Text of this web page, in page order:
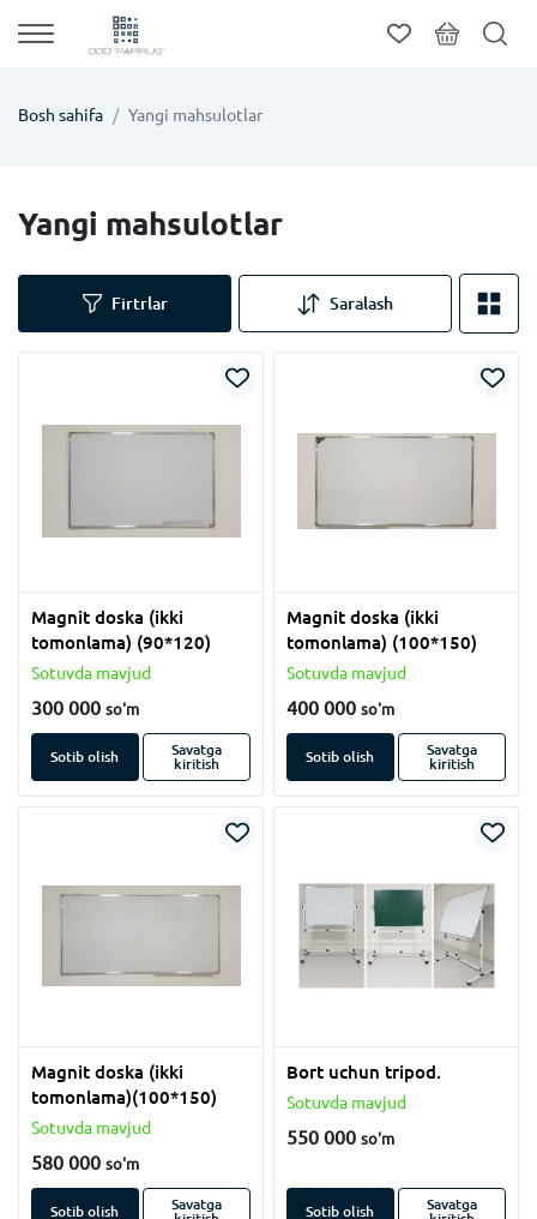
Bosh sahifa Yangi mahsulotlar
Yangi mahsulotlar
Firtrlar Saralash
Magnit doska (ikki
tomonlama) (90*120)
Sotuvda mavjud
300 000 so'm
Sotib olish
Savatga
kiritish
Magnit doska (ikki
tomonlama) (100*150)
Sotuvda mavjud
400 000 so'm
Sotib olish
Savatga
kiritish
Magnit doska (ikki
tomonlama)(100*150)
Sotuvda mavjud
580 000 so'm
Sotib olish
Savatga
Bort uchun tripod.
Sotuvda mavjud
550 000 so'm
Sotib olish
Savatga